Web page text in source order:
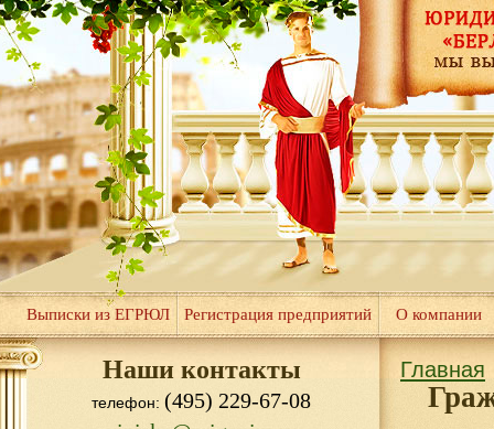
Выписки из ЕГРЮЛ Регистрация предприятий О компании
Наши контакты
телефон:(495) 229-67-08
Главная